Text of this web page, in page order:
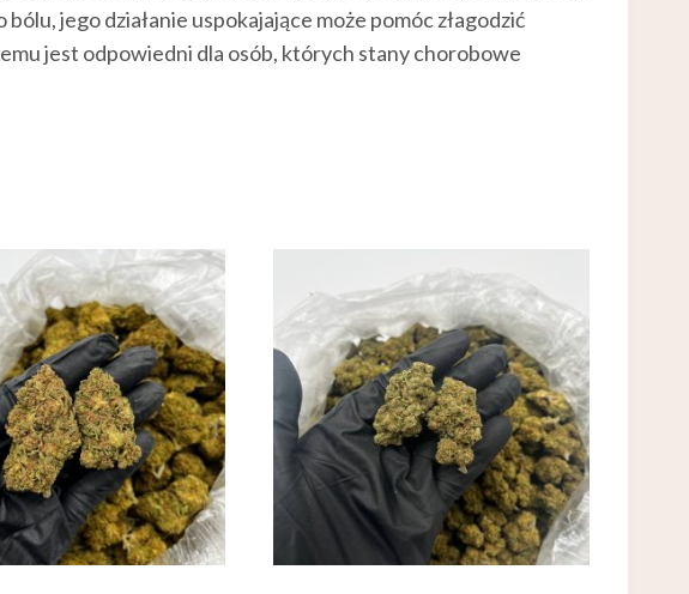
jego działanie uspokajające może pomóc złagodzić
jest odpowiedni dla osób, których stany chorobowe